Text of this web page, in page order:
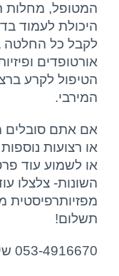
המטופל, מחלות
היכולת לעמוד
לקבל כל החלטה
אורטופדים
הטיפול לקרע
המירבי.
אם אתם סובלים
או רצועות
או לשמוע עוד
השונות- צלצלו
מפזיותרפיסטית
תשלום!
053-4916670 שירי צ'רבוננקו אילוז